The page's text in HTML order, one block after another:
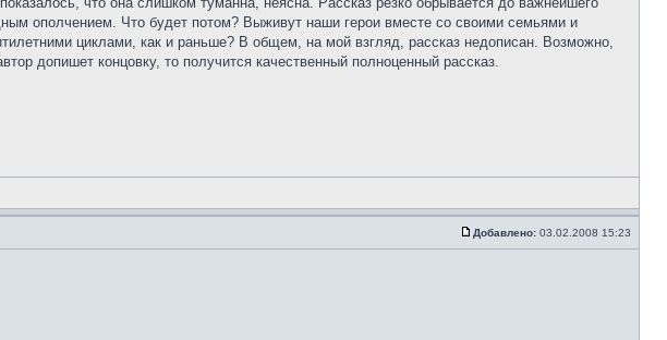
ополчением. Что будет потом? Выживут наши герои вместе со своими семьями и
циклами, как и раньше? В общем, на мой взгляд, рассказ недописан. Возможно,
допишет концовку, то получится качественный полноценный рассказ.
Добавлено: 03.02.2008 15:23